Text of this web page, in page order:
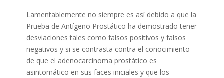
Lamentablemente no siempre es así debido a que la
Prueba de Antígeno Prostático ha demostrado tener
desviaciones tales como falsos positivos y falsos
negativos y si se contrasta contra el conocimiento
de que el adenocarcinoma prostático es
asintomático en sus faces iniciales y que los